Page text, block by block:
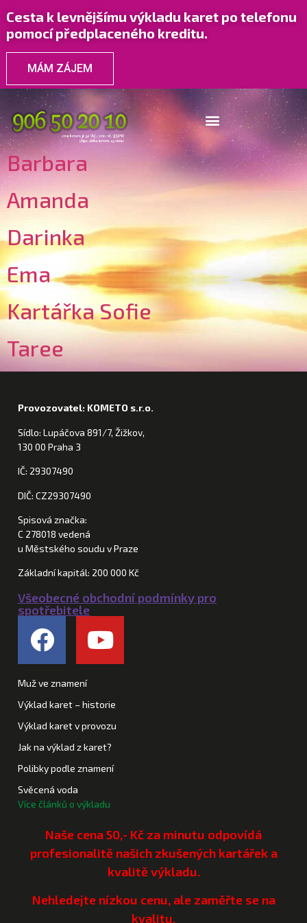
Cesta k levnějšímu výkladu karet po telefonu
pomocí předplaceného kreditu.
MÁM ZÁJEM
Barbara
Amanda
Darinka
Ema
Kartářka Sofie
Taree
Provozovatel: KOMETO s.r.o.
Sídlo: Lupáčova 891/7, Žižkov,
130 00 Praha 3
IČ: 29307490
DIČ: CZ29307490
Spisová značka:
C 278018 vedená
u Městského soudu v Praze
Základní kapitál: 200 000 Kč
Všeobecné obchodní podmínky pro
spotřebitele
Muž ve znamení
Výklad karet – historie
Výklad karet v provozu
Jak na výklad z karet?
Polibky podle znamení
Svěcená voda
Více článků o výkladu
Naše cena 50,- Kč za minutu odpovídá
profesionalitě našich zkušených kartářek a
kvalitě výkladu.
Nehledejte nízkou cenu, ale zaměřte se na
kvalitu.